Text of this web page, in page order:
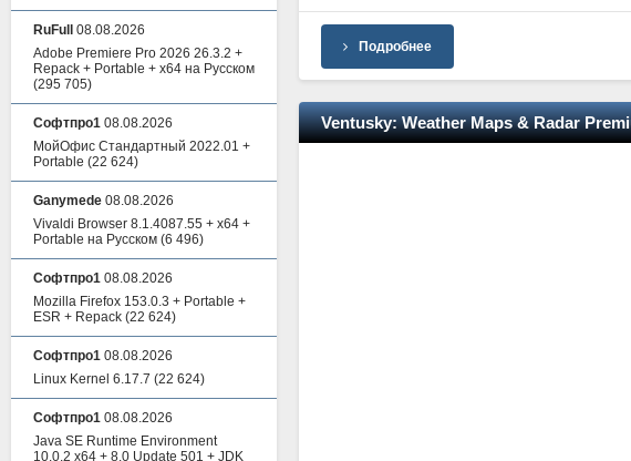
Подробнее
Ventusky: Weather Maps & Radar
RuFull
08.08.2026
Adobe Premiere Pro 2026 26.3.2 +
Repack + Portable + x64 на Русском
(295 705)
Софтпро1 08.08.2026
МойОфис Стандартный 2022.01 +
Portable (22 624)
Ganymede 08.08.2026
Vivaldi Browser 8.1.4087.55 + x64 +
Portable на Русском (6 496)
Софтпро1 08.08.2026
Mozilla Firefox 153.0.3 + Portable +
ESR + Repack (22 624)
Софтпро1 08.08.2026
Linux Kernel 6.17.7 (22 624)
Софтпро1 08.08.2026
Java SE Runtime Environment
10.0.2 x64 + 8.0 Update 501 + JDK